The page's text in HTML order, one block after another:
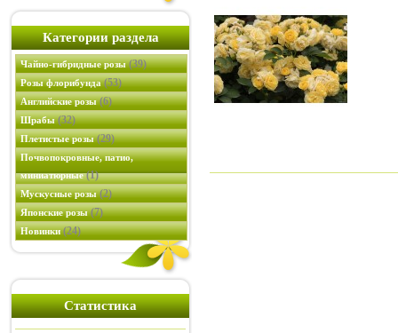
Категории раздела
Чайно-гибридные розы(39)
Розы флорибунда(53)
Английские розы(6)
Шрабы(32)
Плетистые розы(29)
Почвопокровные, патио,
миниатюрные(1)
Мускусные розы(2)
Японские розы(7)
Новинки(24)
Статистика